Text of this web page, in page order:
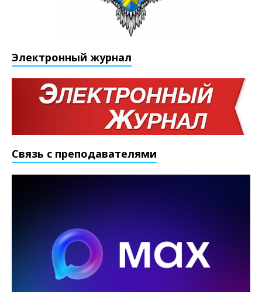
Электронный журнал
Связь с преподавателями